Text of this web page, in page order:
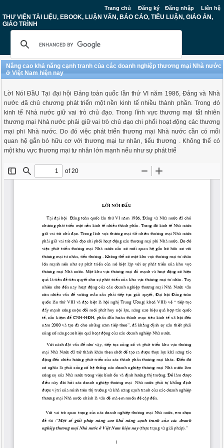
Trang chủ Đăng ký Đăng nhập Liên hệ
THƯ VIỆN TÀI LIỆU, EBOOK, LUẬN VĂN, BÁO CÁO, TIỂU LUẬN, GIÁO ÁN,
GIÁO TRÌNH
Nâng cao khả năng cạnh tranh của các doanh nghiệp thương mại Nhà nước
ở Việt Nam hiện nay
LờI NóI ĐầU Tại đại hội Đảng toàn quốc lần thứ VI năm 1986, Đảng và Nhà
nước đã chủ chương phát triển một nền kinh tế nhiều thành phần. Trong đó
kinh tế Nhà nước giữ vai trò chủ đạo. Trong lĩnh vực thương mại tất nhiên
thương mại Nhà nước phải giữ vai trò chủ đạo chi phối hoạt động các thương
mại phi Nhà nước. Do đó việc phát triển thương mại Nhà nước cần có mối
quan hệ gắn bó hữu cơ với thương mại tư nhân, tiểu thương . Không thể có
một khu vực thương mại tư nhân lớn mạnh nếu như sự phát triể